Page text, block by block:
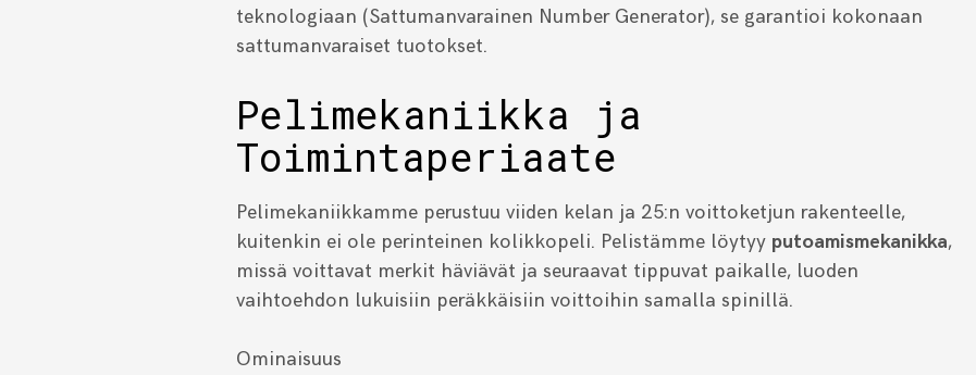
teknologiaan (Sattumanvarainen Number Generator), se garantioi kokonaan
sattumanvaraiset tuotokset.
Pelimekaniikka ja
Toimintaperiaate
Pelimekaniikkamme perustuu viiden kelan ja 25:n voittoketjun rakenteelle,
kuitenkin ei ole perinteinen kolikkopeli. Pelistämme löytyy putoamismekanikka,
missä voittavat merkit häviävät ja seuraavat tippuvat paikalle, luoden
vaihtoehdon lukuisiin peräkkäisiin voittoihin samalla spinillä.
Ominaisuus